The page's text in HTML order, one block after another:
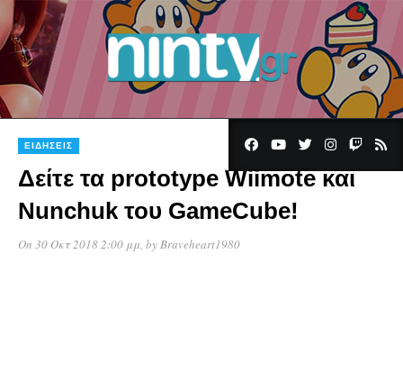
ΕΙΔΉΣΕΙΣ
Δείτε τα prototype Wiimote και
Nunchuk του GameCube!
On 30 Οκτ 2018 2:00 μμ, byBraveheart1980